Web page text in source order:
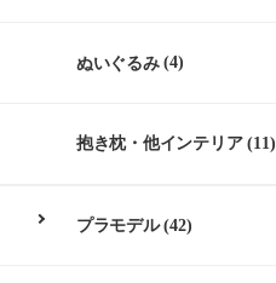
ぬいぐるみ(4)
抱き枕・他インテリア(11)
プラモデル(42)